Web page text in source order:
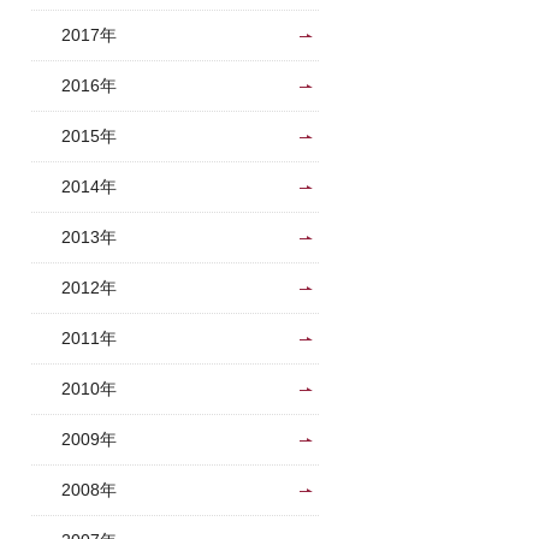
2017年
2016年
2015年
2014年
2013年
2012年
2011年
2010年
2009年
2008年